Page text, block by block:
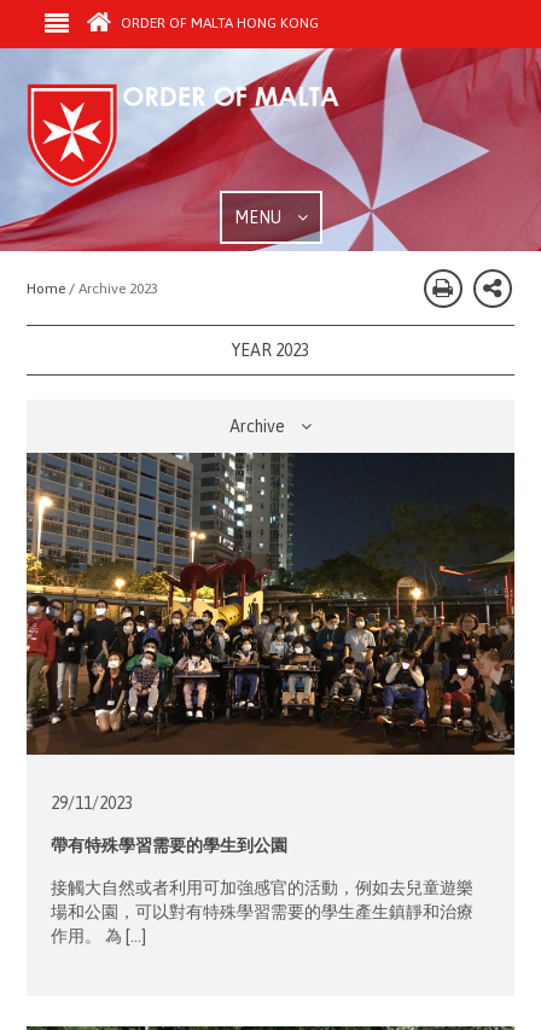
ORDER OF MALTA HONG KONG
MENU
Home / Archive 2023
YEAR 2023
Archive
29/11/2023
帶有特殊學習需要的學生到公園
接觸大自然或者利用可加強感官的活動，例如去兒童遊樂
場和公園，可以對有特殊學習需要的學生產生鎮靜和治療
作用。 為 […]